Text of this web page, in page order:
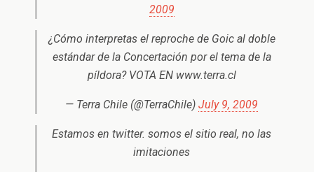
2009
¿Cómo interpretas el reproche de Goic al doble
estándar de la Concertación por el tema de la
píldora? VOTA EN www.terra.cl
— Terra Chile (@TerraChile) July 9, 2009
Estamos en twitter. somos el sitio real, no las
imitaciones